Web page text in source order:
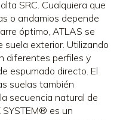
SRC. Cualquiera que
o andamios depende
óptimo, ATLAS se
suela exterior. Utilizando
diferentes perfiles y
espumado directo. El
suelas también
secuencia natural de
SYSTEM® es un